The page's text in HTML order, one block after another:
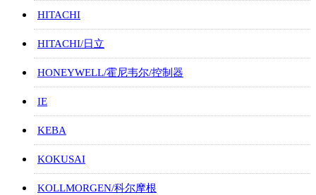
HITACHI
HITACHI/日立
HONEYWELL/霍尼韦尔/控制器
IE
KEBA
KOKUSAI
KOLLMORGEN/科尔摩根